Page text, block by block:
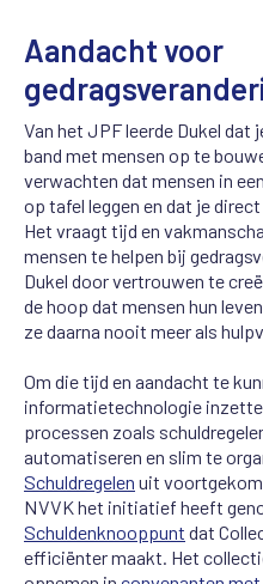
Aandacht voor
Van het JPF leerde Dukel dat
band met mensen op te
verwachten dat mensen in
op tafel leggen en dat je
Het vraagt tijd en
mensen te helpen bij
Dukel door vertrouwen te
de hoop dat mensen hun
ze daarna nooit meer als
Om die tijd en aandacht te
informatietechnologie
processen zoals
automatiseren en slim te
Schuldregelen uit
NVVK het initiatief heeft
Schuldenknooppunt dat
efficiënter maakt. Het